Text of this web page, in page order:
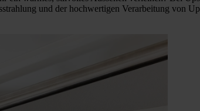
und der hochwertigen Verarbeitung von